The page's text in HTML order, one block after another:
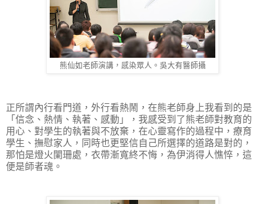
熊仙如老師演講，感染眾人。吳大有醫師攝
正所謂內行看門道，外行看熱鬧，在熊老師身上我看到的是
「信念、熱情、執著、感動」，我感受到了熊老師對教育的
用心、對學生的執著與不放棄，在心靈寫作的過程中，療育
學生、撫慰家人，同時也更堅信自己所選擇的道路是對的，
那怕是燈火闌珊處，衣帶漸寬終不悔，為伊消得人憔悴，這
便是師者魂。